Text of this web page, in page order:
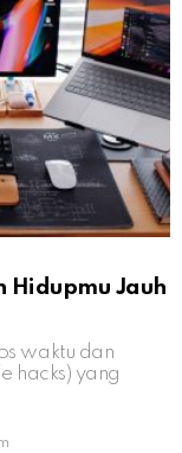
Hidupmu Jauh
waktu dan
hacks) yang